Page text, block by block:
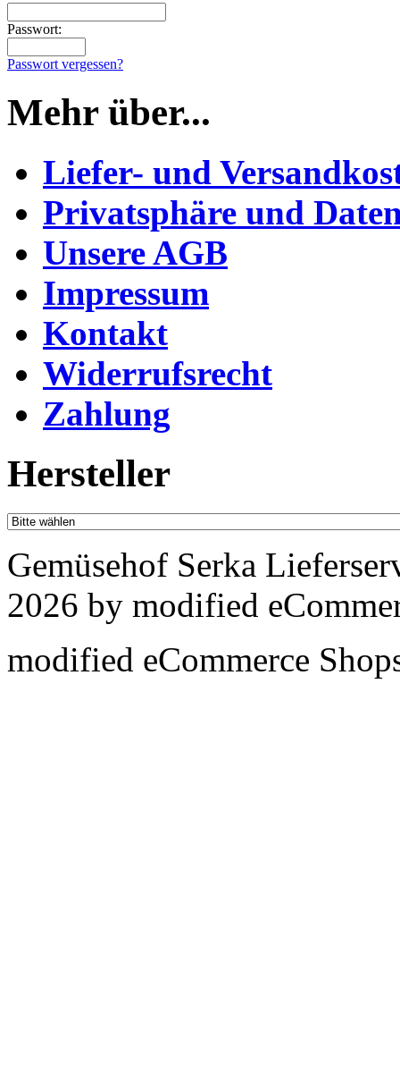
Passwort:
Passwort vergessen?
Mehr über...
Liefer- und
Privatsphäre und
Unsere AGB
Impressum
Kontakt
Widerrufsrecht
Zahlung
Hersteller
Gemüsehof Serka
2026 by modified
modified eCommerce